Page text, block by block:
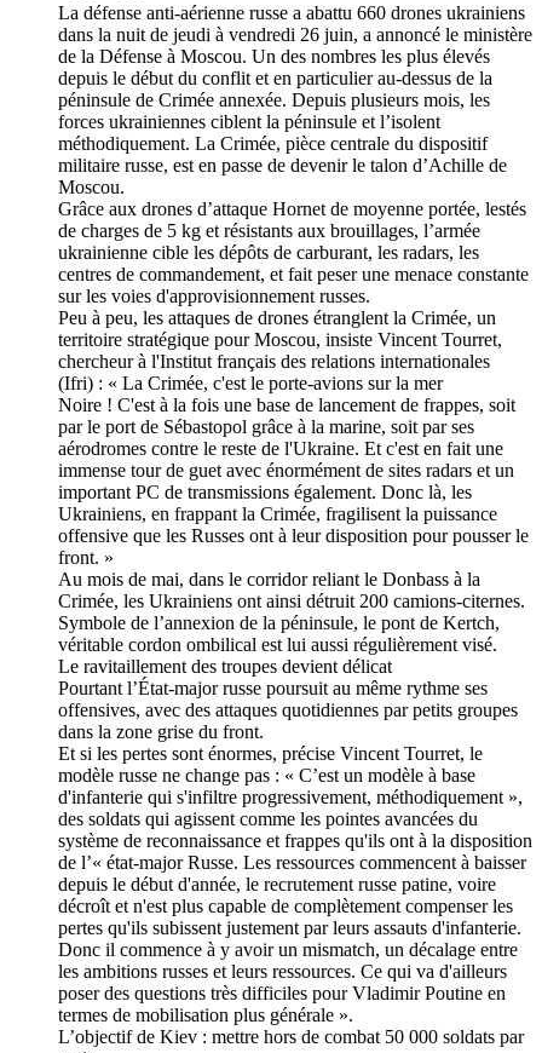
La défense anti-aérienne russe a abattu 660 drones ukrainiens
dans la nuit de jeudi à vendredi 26 juin, a annoncé le ministère
de la Défense à Moscou. Un des nombres les plus élevés
depuis le début du conflit et en particulier au-dessus de la
péninsule de Crimée annexée. Depuis plusieurs mois, les
forces ukrainiennes ciblent la péninsule et l’isolent
méthodiquement. La Crimée, pièce centrale du dispositif
militaire russe, est en passe de devenir le talon d’Achille de
Moscou.
Grâce aux drones d’attaque Hornet de moyenne portée, lestés
de charges de 5 kg et résistants aux brouillages, l’armée
ukrainienne cible les dépôts de carburant, les radars, les
centres de commandement, et fait peser une menace constante
sur les voies d'approvisionnement russes.
Peu à peu, les attaques de drones étranglent la Crimée, un
territoire stratégique pour Moscou, insiste Vincent Tourret,
chercheur à l'Institut français des relations internationales
(Ifri) : « La Crimée, c'est le porte-avions sur la mer
Noire ! C'est à la fois une base de lancement de frappes, soit
par le port de Sébastopol grâce à la marine, soit par ses
aérodromes contre le reste de l'Ukraine. Et c'est en fait une
immense tour de guet avec énormément de sites radars et un
important PC de transmissions également. Donc là, les
Ukrainiens, en frappant la Crimée, fragilisent la puissance
offensive que les Russes ont à leur disposition pour pousser le
front. »
Au mois de mai, dans le corridor reliant le Donbass à la
Crimée, les Ukrainiens ont ainsi détruit 200 camions-citernes.
Symbole de l’annexion de la péninsule, le pont de Kertch,
véritable cordon ombilical est lui aussi régulièrement visé.
Le ravitaillement des troupes devient délicat
Pourtant l’État-major russe poursuit au même rythme ses
offensives, avec des attaques quotidiennes par petits groupes
dans la zone grise du front.
Et si les pertes sont énormes, précise Vincent Tourret, le
modèle russe ne change pas : « C’est un modèle à base
d'infanterie qui s'infiltre progressivement, méthodiquement »,
des soldats qui agissent comme les pointes avancées du
système de reconnaissance et frappes qu'ils ont à la disposition
de l’« état-major Russe. Les ressources commencent à baisser
depuis le début d'année, le recrutement russe patine, voire
décroît et n'est plus capable de complètement compenser les
pertes qu'ils subissent justement par leurs assauts d'infanterie.
Donc il commence à y avoir un mismatch, un décalage entre
les ambitions russes et leurs ressources. Ce qui va d'ailleurs
poser des questions très difficiles pour Vladimir Poutine en
termes de mobilisation plus générale ».
L’objectif de Kiev : mettre hors de combat 50 000 soldats par